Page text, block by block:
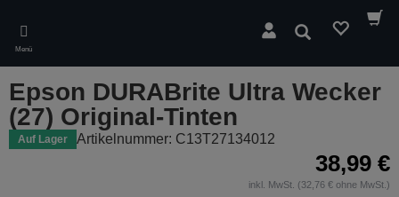
main
content
Menü
Suchen
Epson DURABrite Ultra Wecker
(27) Original-Tinten
Auf Lager Artikelnummer: C13T27134012
38,99 €
inkl. MwSt. (32,76 € ohne MwSt.)